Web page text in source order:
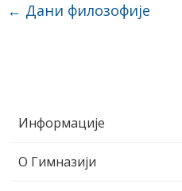
Информације
О Гимназији
← Дани филозофије